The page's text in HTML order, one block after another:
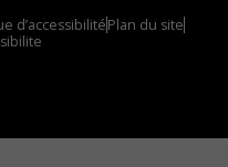
d’accessibilitéPlan du site